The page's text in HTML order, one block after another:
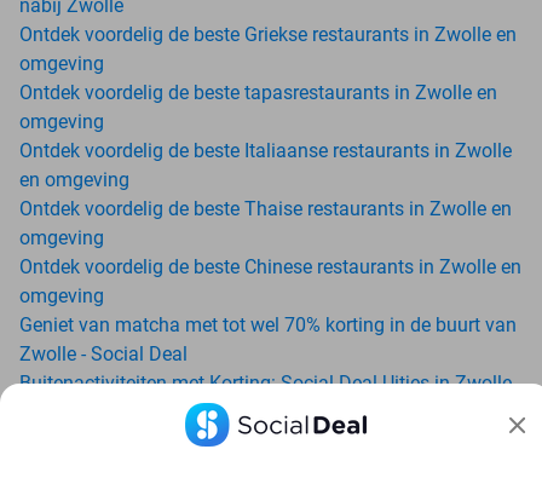
nabij Zwolle
Ontdek voordelig de beste Griekse restaurants in Zwolle en
omgeving
Ontdek voordelig de beste tapasrestaurants in Zwolle en
omgeving
Ontdek voordelig de beste Italiaanse restaurants in Zwolle
en omgeving
Ontdek voordelig de beste Thaise restaurants in Zwolle en
omgeving
Ontdek voordelig de beste Chinese restaurants in Zwolle en
omgeving
Geniet van matcha met tot wel 70% korting in de buurt van
Zwolle - Social Deal
Buitenactiviteiten met Korting: Social Deal Uitjes in Zwolle
Ga voordelig de padelbaan op met Social Deal in de buurt